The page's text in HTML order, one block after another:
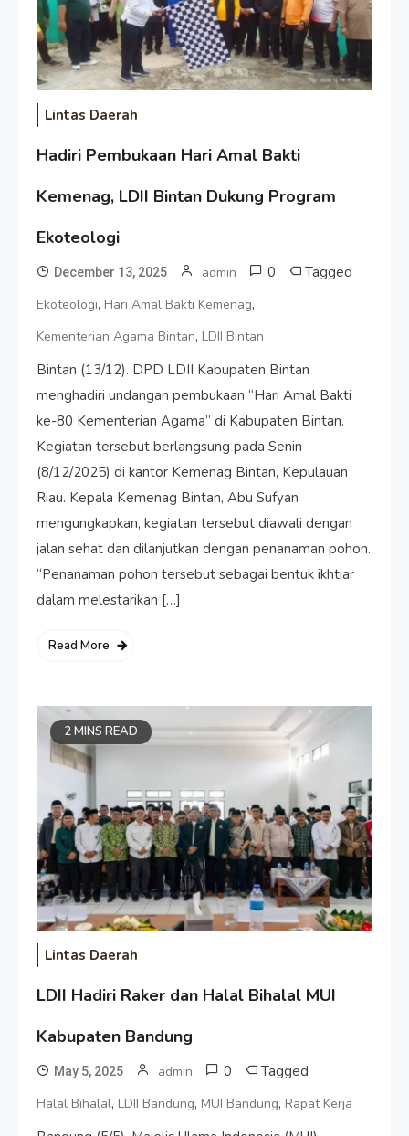
Lintas Daerah
Hadiri Pembukaan Hari Amal Bakti
Kemenag, LDII Bintan Dukung Program
Ekoteologi
December 13, 2025 admin 0 Tagged
Ekoteologi, Hari Amal Bakti Kemenag,
Kementerian Agama Bintan, LDII Bintan
Bintan (13/12). DPD LDII Kabupaten Bintan
menghadiri undangan pembukaan “Hari Amal Bakti
ke-80 Kementerian Agama” di Kabupaten Bintan.
Kegiatan tersebut berlangsung pada Senin
(8/12/2025) di kantor Kemenag Bintan, Kepulauan
Riau. Kepala Kemenag Bintan, Abu Sufyan
mengungkapkan, kegiatan tersebut diawali dengan
jalan sehat dan dilanjutkan dengan penanaman pohon.
“Penanaman pohon tersebut sebagai bentuk ikhtiar
dalam melestarikan […]
Read More
2 MINS READ
Lintas Daerah
LDII Hadiri Raker dan Halal Bihalal MUI
Kabupaten Bandung
May 5, 2025 admin 0 Tagged
Halal Bihalal, LDII Bandung, MUI Bandung, Rapat Kerja